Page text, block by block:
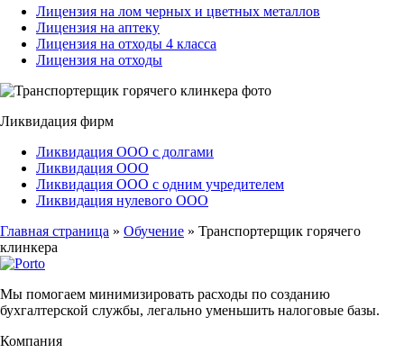
Лицензия на лом черных и цветных металлов
Лицензия на аптеку
Лицензия на отходы 4 класса
Лицензия на отходы
Ликвидация фирм
Ликвидация ООО с долгами
Ликвидация ООО
Ликвидация ООО с одним учредителем
Ликвидация нулевого ООО
Главная страница » Обучение » Транспортерщик горячего
клинкера
Мы помогаем минимизировать расходы по созданию
бухгалтерской службы, легально уменьшить налоговые базы.
Компания